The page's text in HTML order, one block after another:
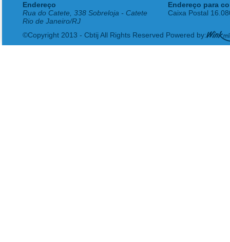
Endereço
Rua do Catete, 338 Sobreloja - Catete
Rio de Janeiro/RJ
Endereço para
Caixa Postal
©Copyright 2013 - Cbtij All Rights Reserved Powered by: